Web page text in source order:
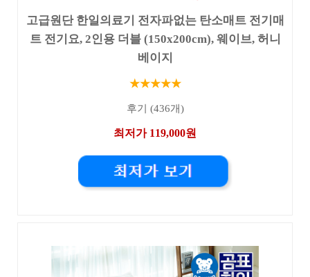
고급원단 한일의료기 전자파없는 탄소매트 전기매
트 전기요, 2인용 더블 (150x200cm), 웨이브, 허니
베이지
★★★★★
후기 (436개)
최저가 119,000원